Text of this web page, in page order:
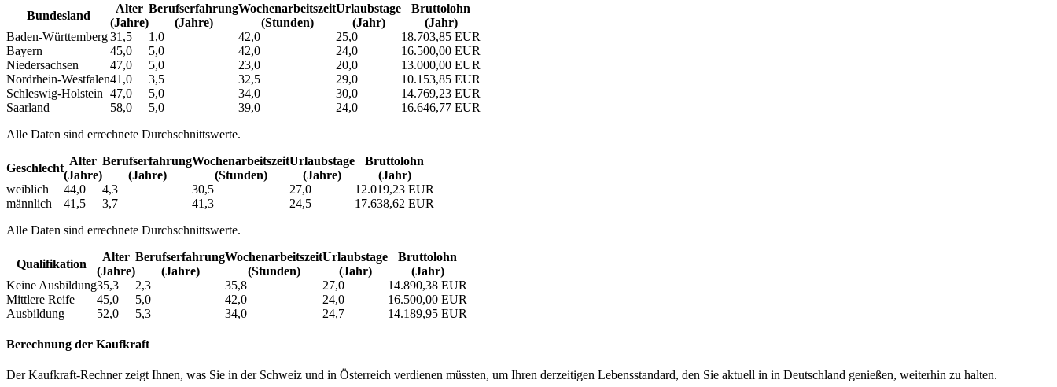
Bundesland
Alter
(Jahre)
Berufs­erfahrung
(Jahre)
Wochen­arbeitszeit
(Stunden)
Urlaubs­tage
(Jahr)
Bruttolohn
(Jahr)
Baden-Württemberg31,5 1,0 42,0 25,0
18.703,85 EUR
Bayern
45,0 5,0 42,0 24,0
16.500,00 EUR
Niedersachsen
47,0 5,0 23,0 20,0
13.000,00 EUR
Nordrhein-Westfalen41,0 3,5 32,5 29,0
10.153,85 EUR
Schleswig-Holstein 47,0 5,0 34,0 30,0
14.769,23 EUR
Saarland
58,0 5,0 39,0 24,0
16.646,77 EUR
Alle Daten sind errechnete Durchschnittswerte.
Geschlecht
Alter
(Jahre)
Berufs­erfahrung
(Jahre)
Wochen­arbeitszeit
(Stunden)
Urlaubs­tage
(Jahre)
Bruttolohn
(Jahr)
weiblich
44,0 4,3 30,5 27,0
12.019,23 EUR
männlich
41,5 3,7 41,3 24,5
17.638,62 EUR
Alle Daten sind errechnete Durchschnittswerte.
Qualifikation
Alter
(Jahre)
Berufs­erfahrung
(Jahre)
Wochen­arbeitszeit
(Stunden)
Urlaubs­tage
(Jahr)
Bruttolohn
(Jahr)
Keine Ausbildung35,3 2,3 35,8 27,0
14.890,38 EUR
Mittlere Reife
45,0 5,0 42,0 24,0
16.500,00 EUR
Ausbildung
52,0 5,3 34,0 24,7 14.189,95 EUR
Berechnung der Kaufkraft
Der Kaufkraft-Rechner zeigt Ihnen, was Sie in der Schweiz und in Österreich verdienen müssten, um Ihren derzeitigen Lebensstandard, den Sie aktuell in in Deutschland genießen, weiterhin zu halten.